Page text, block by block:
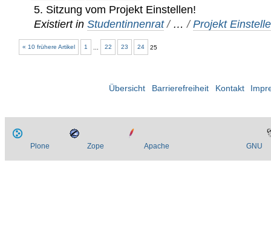
5. Sitzung vom Projekt Einstellen!
Existiert in Studentinnenrat / …/Projekt
« 10 frühere Artikel 1 22 23 24 25
Übersicht Barrierefreiheit Kontakt
Plone Zope Apache GNU